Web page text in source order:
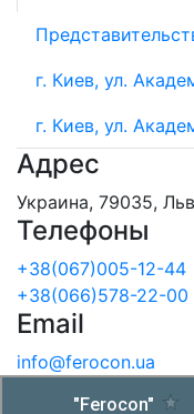
г. Киев, ул.
г. Киев, ул.
Адрес
Украина, 79035,
Телефоны
+38(067)005-12-44
+38(066)578-22-00
Email
info@ferocon.ua